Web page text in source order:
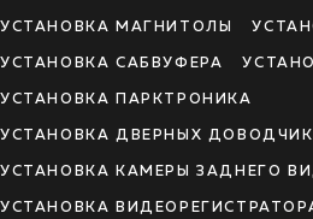
УСТАНОВКА МАГНИТОЛЫ
УСТАНОВКА САБВУФЕРА
УСТАНОВКА ПАРКТРОНИКА
УСТАНОВКА ДВЕРНЫХ
УСТАНОВКА КАМЕРЫ ЗАДНЕГО
УСТАНОВКА